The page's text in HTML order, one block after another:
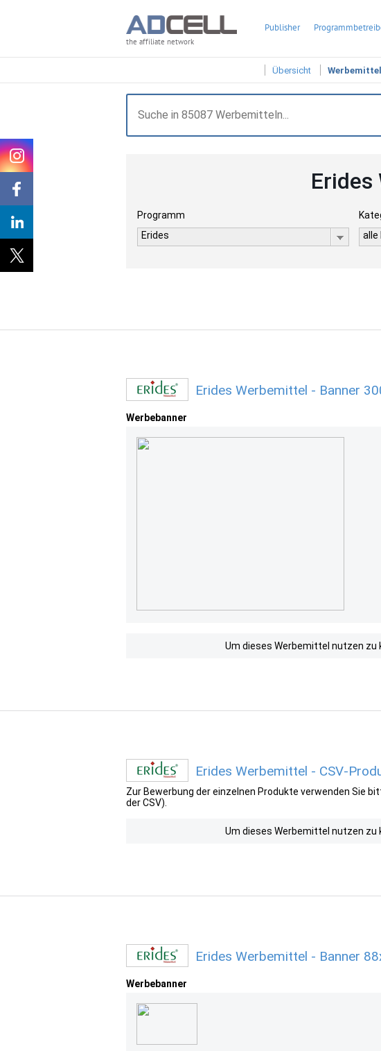
the affiliate network
Publisher
Übersicht Werbemittel
Erides
Programm
Erides
alle
Erides Werbemittel - Banner
Werbebanner
Um dieses Werbemittel nutzen zu
Erides Werbemittel - CSV-
Zur Bewerbung der einzelnen Produkte verwenden Sie
der CSV).
Um dieses Werbemittel nutzen zu
Erides Werbemittel - Banner
Werbebanner